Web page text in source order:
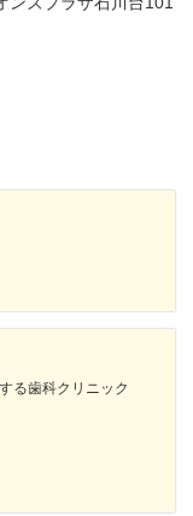
る歯科クリニック